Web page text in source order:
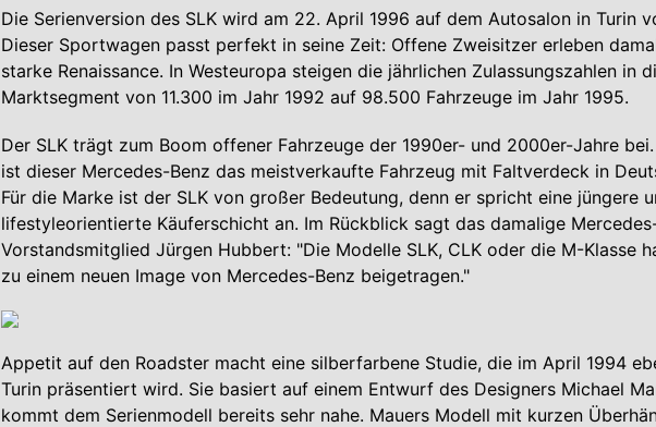
Die Serienversion des SLK wird am 22. April 1996 auf dem Autosalon in Turin
Dieser Sportwagen passt perfekt in seine Zeit: Offene Zweisitzer erleben
starke Renaissance. In Westeuropa steigen die jährlichen Zulassungszahlen in
Marktsegment von 11.300 im Jahr 1992 auf 98.500 Fahrzeuge im Jahr 1995.
Der SLK trägt zum Boom offener Fahrzeuge der 1990er- und 2000er-Jahre
ist dieser Mercedes-Benz das meistverkaufte Fahrzeug mit Faltverdeck in
Für die Marke ist der SLK von großer Bedeutung, denn er spricht eine jüngere
lifestyleorientierte Käuferschicht an. Im Rückblick sagt das damalige
Vorstandsmitglied Jürgen Hubbert: "Die Modelle SLK, CLK oder die M-Klasse
zu einem neuen Image von Mercedes-Benz beigetragen."
Appetit auf den Roadster macht eine silberfarbene Studie, die im April 1994
Turin präsentiert wird. Sie basiert auf einem Entwurf des Designers Michael
kommt dem Serienmodell bereits sehr nahe. Mauers Modell mit kurzen